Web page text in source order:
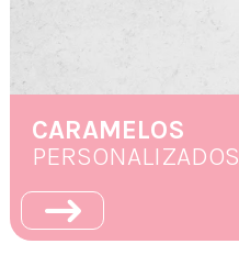
CARAMELOS
PERSONALIZADOS